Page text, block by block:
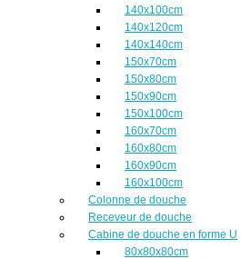
140x100cm
140x120cm
140x140cm
150x70cm
150x80cm
150x90cm
150x100cm
160x70cm
160x80cm
160x90cm
160x100cm
Colonne de douche
Receveur de douche
Cabine de douche en forme U
80x80x80cm